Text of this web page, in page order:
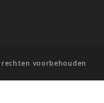
voorbehouden